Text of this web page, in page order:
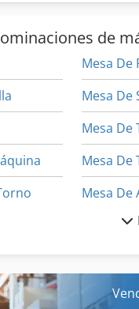
de
Mesa De
Mesa De
Mesa De
Mesa De
Mesa De